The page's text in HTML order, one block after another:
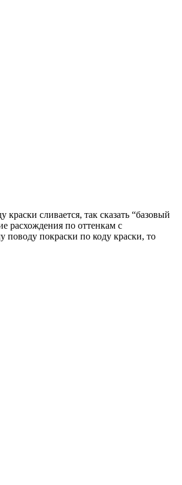
сливается, так сказать “базовый
расхождения по оттенкам с
поводу покраски по коду краски, то